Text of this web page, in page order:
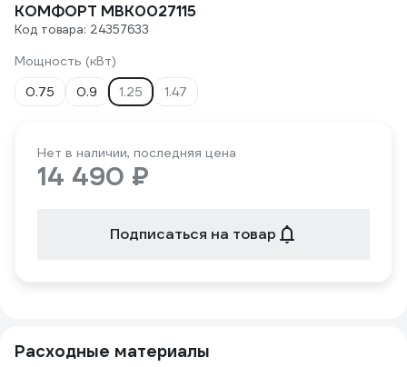
КОМФОРТ MBK0027115
Код товара: 24357633
Мощность (кВт)
0.75
0.9 1.25 1.47
Нет в наличии, последняя цена
14 490 ₽
Подписаться на товар
Расходные материалы